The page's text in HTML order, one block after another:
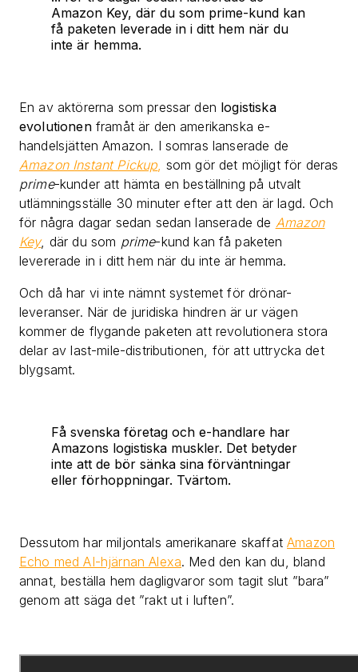
Amazon Key, där du som prime-kund kan
få paketen leverade in i ditt hem när du
inte är hemma.
En av aktörerna som pressar den logistiska
evolutionenframåt är den amerikanska e-
handelsjätten Amazon. I somras lanserade de
Amazon Instant Pickup som gör det möjligt för deras
prime-kunder att hämta en beställning på utvalt
utlämningsställe 30 minuter efter att den är lagd. Och
för några dagar sedan sedan lanserade de Amazon
Key, där du som prime-kund kan få paketen
levererade in i ditt hem när du inte är hemma.
Och då har vi inte nämnt systemet för drönar-
leveranser. När de juridiska hindren är ur vägen
kommer de flygande paketen att revolutionera stora
delar av last-mile-distributionen, för att uttrycka det
blygsamt.
Få svenska företag och e-handlare har
Amazons logistiska muskler. Det betyder
inte att de bör sänka sina förväntningar
eller förhoppningar. Tvärtom.
Dessutom har miljontals amerikanare skaffatAmazon
Echo med AI-hjärnan Alexa. Med den kan du, bland
annat, beställa hem dagligvaror som tagit slut ”bara”
genom att säga det ”rakt ut i luften”.